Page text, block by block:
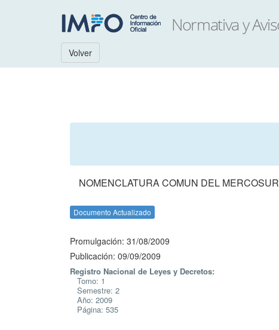
Volver
NOMENCLATURA COMUN DEL
Documento Actualizado
Promulgación: 31/08/2009
Publicación: 09/09/2009
Registro Nacional de Leyes y Decretos:
Tomo: 1
Semestre: 2
Año: 2009
Página: 535